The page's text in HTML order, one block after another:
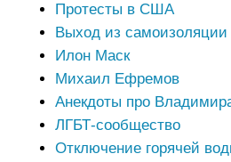
Протесты в США
Выход из самоизоляции
Илон Маск
Михаил Ефремов
Анекдоты про
ЛГБТ-сообщество
Отключение горячей